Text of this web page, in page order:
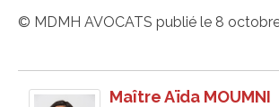
© MDMH AVOCATS publié le 8
Maître Aïda MOUMNI